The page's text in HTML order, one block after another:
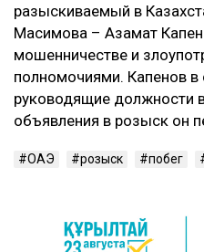
разыскиваемый в
Масимова – Азамат
мошенничестве и
полномочиями. Капенов в
руководящие должности
объявления в розыск он
ОАЭ розыск побег